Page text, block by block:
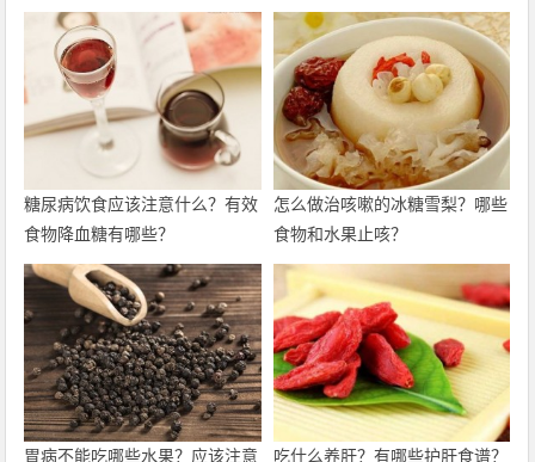
糖尿病饮食应该注意什么？有效
食物降血糖有哪些？
怎么做治咳嗽的冰糖雪梨？哪些
食物和水果止咳？
胃病不能吃哪些水果？应该注意
吃什么养肝？有哪些护肝食谱？